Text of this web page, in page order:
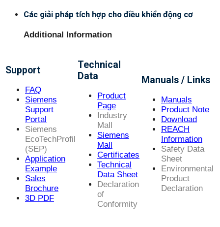
Các giải pháp tích hợp cho điều khiển động cơ
Additional Information
Support
FAQ
Siemens
Support
Portal
Siemens
EcoTechProfil
(SEP)
Application
Example
Sales
Brochure
3D PDF
Technical
Data
Product
Page
Industry
Mall
Siemens
Mall
Certificates
Technical
Data Sheet
Declaration
of
Conformity
Manuals / Links
Manuals
Product Note
Download
REACH
Information
Safety Data
Sheet
Environmental
Product
Declaration